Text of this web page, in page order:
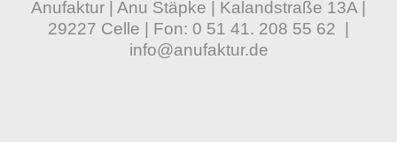
Anufaktur | Anu Stäpke | Kalandstraße 13A |
29227 Celle | Fon: 0 51 41. 208 55 62
info@anufaktur.de